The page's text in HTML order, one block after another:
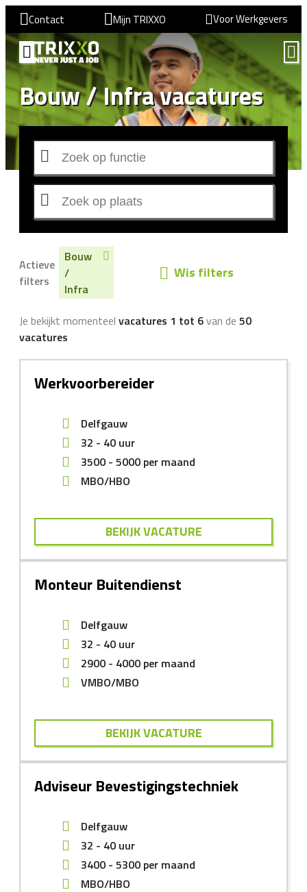
Contact Mijn TRIXXO Voor Werkgevers
Bouw / Infra vacatures
Actieve
filters
Bouw
/
Infra
Wis filters
Je bekijkt momenteel vacatures 1 tot 6van de 50
vacatures
Werkvoorbereider
Delfgauw
32 - 40 uur
3500 - 5000 per maand
MBO/HBO
BEKIJK VACATURE
Monteur Buitendienst
Delfgauw
32 - 40 uur
2900 - 4000 per maand
VMBO/MBO
BEKIJK VACATURE
Adviseur Bevestigingstechniek
Delfgauw
32 - 40 uur
3400 - 5300 per maand
MBO/HBO